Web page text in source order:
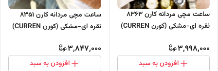
ساعت مچی مردانه کارن 8363
نقره ای-مشکی (کورن CURREN)
3,998,000
افزودن به سبد
ساعت مچی مردانه کارن 8351
نقره ای-مشکی (کورن CURREN)
3,847,000
افزودن به سبد